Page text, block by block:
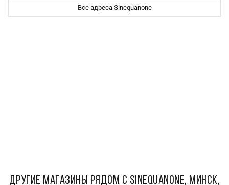
Все адреса Sinequanone
ДРУГИЕ МАГАЗИНЫ РЯДОМ С Sinequanone, Минск,